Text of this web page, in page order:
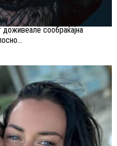
доживеале сообраќајна